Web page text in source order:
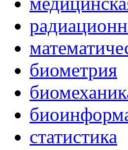
биометрия
статистика